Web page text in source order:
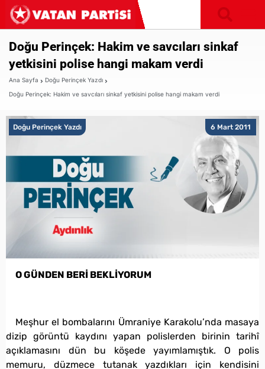
Doğu Perinçek: Hakim ve savcıları sinkaf
yetkisini polise hangi makam verdi
Ana Sayfa
Doğu Perinçek Yazdı
Doğu Perinçek: Hakim ve savcıları sinkaf yetkisini polise hangi makam verdi
6 Mart 2011
Doğu Perinçek Yazdı
O GÜNDEN BERİ BEKLİYORUM
Meşhur el bombalarını Ümraniye Karakolu’nda masaya
dizip görüntü kaydını yapan polislerden birinin tarihî
açıklamasını dün bu köşede yayımlamıştık. O polis
memuru, düzmece tutanak yazdıkları için kendisini